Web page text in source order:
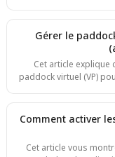
eShepherd. Vous
Step 1. Depuis
d'outils en bas. Step
Gérer le
Cet article explique
paddock virtuel (VP)
individuellement sans
concerne
Comment activer
Cet article vous